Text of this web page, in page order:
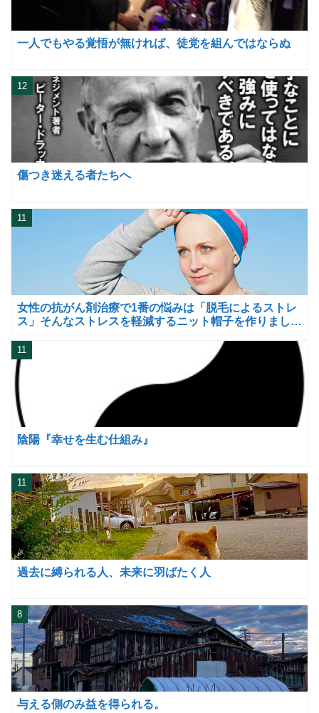
一人でもやる覚悟が無ければ、徒党を組んではならぬ
傷つき迷える者たちへ
12
女性の抗がん剤治療で1番の悩みは「脱毛によるストレ
ス」そんなストレスを軽減するニット帽子を作りまし
11
陰陽『幸せを生む仕組み』
11
過去に縛られる人、未来に羽ばたく人
11
与える側のみ益を得られる。
8